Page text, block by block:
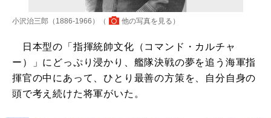
小沢治三郎（1886-1966）（ 他の写真を見る ）
日本型の「指揮統帥文化（コマンド・カルチャ
ー）」にどっぷり浸かり、艦隊決戦の夢を追う海軍指
揮官の中にあって、ひとり最善の方策を、自分自身の
頭で考え続けた将軍がいた。